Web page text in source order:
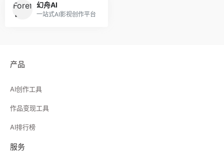
幻舟AI
一站式AI影视创作平台
产品
AI创作工具
作品变现工具
AI排行榜
服务